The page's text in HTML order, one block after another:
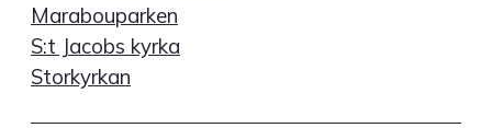
Marabouparken
S:t Jacobs kyrka
Storkyrkan